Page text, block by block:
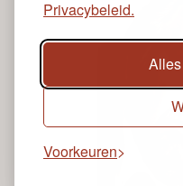
Privacybeleid.
Voorkeuren